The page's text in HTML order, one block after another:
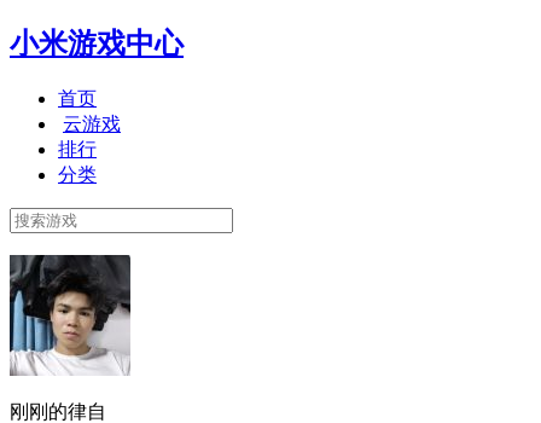
小米游戏中心
首页
云游戏
排行
分类
刚刚的律自